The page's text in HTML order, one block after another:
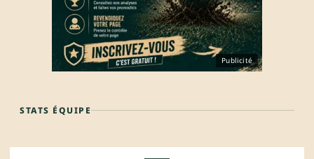
Publicité
STATS ÉQUIPE